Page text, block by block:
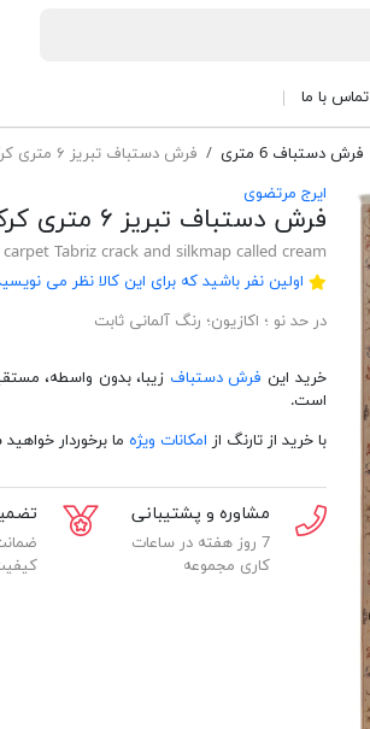
تماس با ما
فرش دستباف 6 متری
فرش دستباف تبریز ۶ متری کرک و ابریشم نقشه بنام
ایرج مرتضوی
فرش دستباف تبریز ۶ متری کرک و ابریشم نقشه بنام
Tabriz crack and silkmap called cream
اولین نفر باشید که برای این کالا نظر می
در حد نو ؛ اکازیون؛ رنگ آلمانی ثابت
خرید این فرش دستباف زیبا، بدون واسطه،
است.
با خرید از تارنگ از امکانات ویژه ما برخوردار
مشاوره و پشتیبانی
7 روز هفته در ساعات
کاری مجموعه